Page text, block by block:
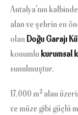
Antalya’nın
alan ve şehrin en
olan Doğu Garajı
konumlu kurumsal
sunulmuştur.
17.000 m² alan
ve müze gibi güçlü